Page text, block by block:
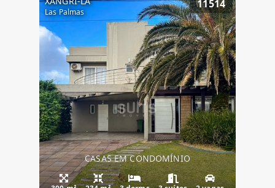
Las Palmas
11514
CASAS EM CONDOMÍNIO